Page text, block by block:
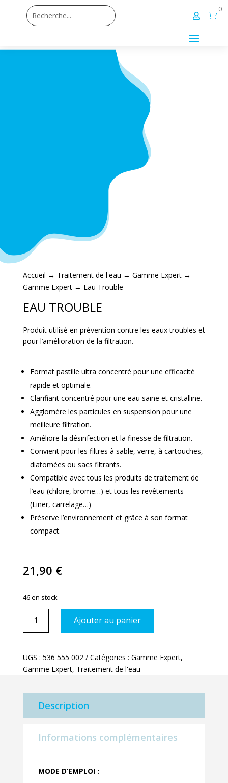
 
0
Accueil → Traitement de l'eau → Gamme Expert→
Gamme Expert→ Eau Trouble
EAU TROUBLE
Produit utilisé en prévention contre les eaux troubles et
pour l’amélioration de la filtration.
Format pastille ultra concentré pour une efficacité
rapide et optimale.
Clarifiant concentré pour une eau saine et cristalline.
Agglomère les particules en suspension pour une
meilleure filtration.
Améliore la désinfection et la finesse de filtration.
Convient pour les filtres à sable, verre, à cartouches,
diatomées ou sacs filtrants.
Compatible avec tous les produits de traitement de
l’eau (chlore, brome…) et tous les revêtements
(Liner, carrelage…)
Préserve l’environnement et grâce à son format
compact.
21,90 €
46 en stock
Trouble
Ajouter au panier
UGS : 536 555 002 Catégories : Gamme Expert,
Gamme Expert, Traitement de l'eau
Description
Informations complémentaires
MODE D’EMPLOI :